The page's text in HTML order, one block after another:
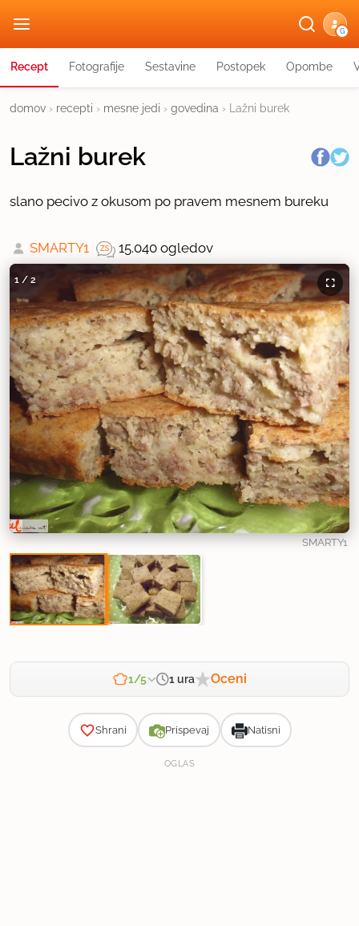
G
Recept Fotografije Sestavine Postopek Opombe
domov › recepti › mesne jedi › govedina › Lažni burek
Lažni burek
slano pecivo z okusom po pravem mesnem bureku
SMARTY1 15.040 ogledov
1 / 2
SMARTY1
1/5 1 ura Oceni
Shrani Prispevaj Natisni
OGLAS